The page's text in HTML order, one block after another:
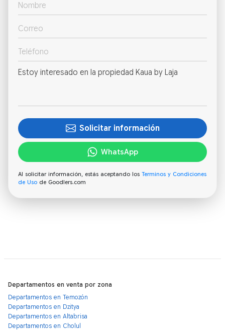
Solicitar información
WhatsApp
Al solicitar información, estás aceptando los Terminos y Condiciones
de Uso de Goodlers.com
Departamentos en venta por zona
Departamentos en Temozón
Departamentos en Dzitya
Departamentos en Altabrisa
Departamentos en Cholul